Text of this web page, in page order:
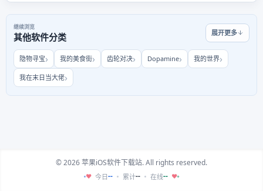
继续浏览
其他软件分类 展开更多
隐物寻宝 我的美食街 齿轮对决 Dopamine 我的世界
我在末日当大佬
© 2026 苹果iOS软件下载站. All rights reserved.
♥ 今日-- 累计-- 在线-- ♥